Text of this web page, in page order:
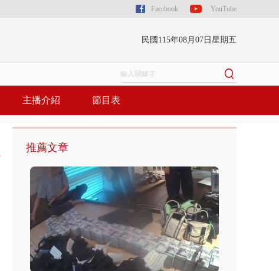
Facebook YouTube
民國115年08月07日星期五
主播介紹 節目表
推薦文章